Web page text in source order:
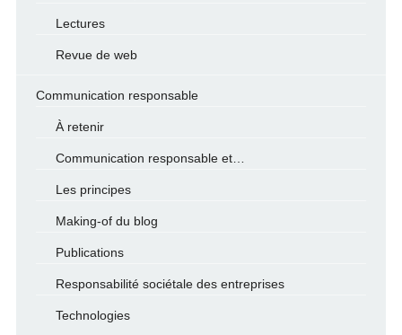
Lectures
Revue de web
Communication responsable
À retenir
Communication responsable et…
Les principes
Making-of du blog
Publications
Responsabilité sociétale des entreprises
Technologies